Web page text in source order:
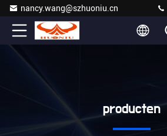
nancy.wang@szhuoniu.cn
producten